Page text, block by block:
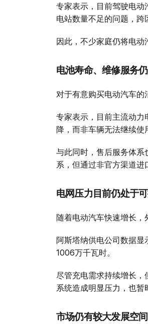
专家表示，目前驾驶电
电站数量不足的问题，跨
因此，不少家庭仍将电动
电池寿命、维修服务
对于有意购买电动汽车的
专家表示，目前主流动
降，而非车辆无法继续使
与此同时，售后服务体
系，但通过非官方渠道进
电网压力目前仍处于
随着电动汽车快速增长，
阿斯塔纳供电公司数据
1006万千瓦时。
尽管充电需求持续增长
系统造成明显压力，也暂
市场仍有较大发展空间